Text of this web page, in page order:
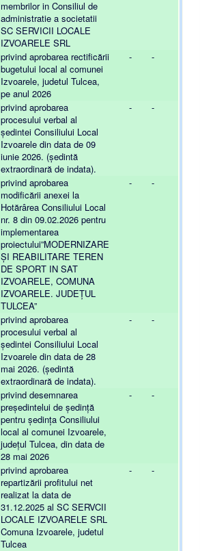
membrilor in Consiliul de
administratie a societatii
SC SERVICII LOCALE
IZVOARELE SRL
privind aprobarea rectificării
bugetului local al comunei
Izvoarele, judetul Tulcea,
pe anul 2026
- -
privind aprobarea
procesului verbal al
ședintei Consiliului Local
Izvoarele din data de 09
iunie 2026. (ședintă
extraordinară de indata).
- -
privind aprobarea
modificării anexei la
Hotărârea Consiliului Local
nr. 8 din 09.02.2026 pentru
implementarea
proiectului”MODERNIZARE
ȘI REABILITARE TEREN
DE SPORT IN SAT
IZVOARELE, COMUNA
IZVOARELE. JUDEȚUL
TULCEA”
- -
privind aprobarea
procesului verbal al
ședintei Consiliului Local
Izvoarele din data de 28
mai 2026. (ședintă
extraordinară de indata).
- -
privind desemnarea
președintelui de ședință
pentru ședința Consiliului
local al comunei Izvoarele,
județul Tulcea, din data de
28 mai 2026
- -
privind aprobarea
repartizării profitului net
realizat la data de
31.12.2025 al SC SERVCII
LOCALE IZVOARELE SRL
Comuna Izvoarele, judetul
Tulcea
- -